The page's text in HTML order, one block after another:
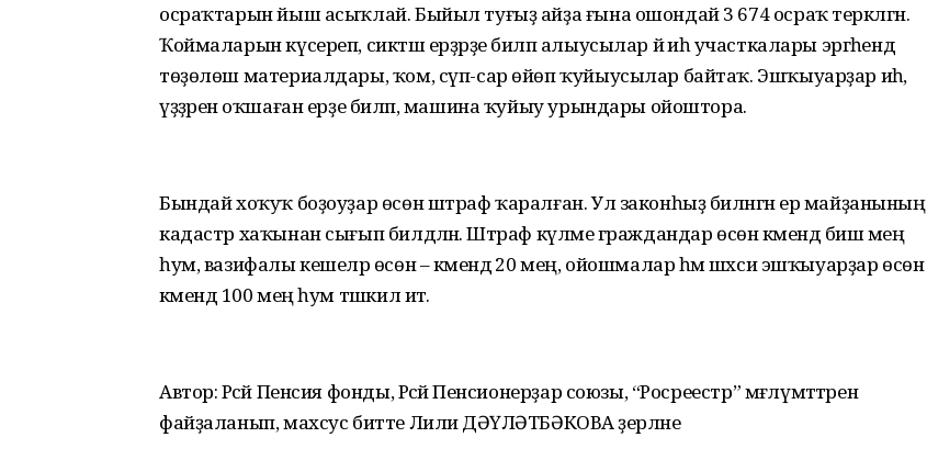
осраҡтарын йыш асыҡлай. Быйыл туғыҙ айҙа ғына ошондай 3 674 осраҡ теркәлгән.
Ҡоймаларын күсереп, сиктәш ерҙәрҙе биләп алыусылар йә иһә участкалары эргәһендә
төҙөлөш материалдары, ҡом, сүп-сар өйөп ҡуйыусылар байтаҡ. Эшҡыуарҙар иһә,
үҙҙәренә оҡшаған ерҙе биләп, машина ҡуйыу урындары ойоштора.
Бындай хоҡуҡ боҙоуҙар өсөн штраф ҡаралған. Ул законһыҙ биләнгән ер майҙанының
кадастр хаҡынан сығып билдәләнә. Штраф күләме граждандар өсөн кәмендә биш мең
һум, вазифалы кешеләр өсөн – кәмендә 20 мең, ойошмалар һәм шәхси эшҡыуарҙар өсөн
кәмендә 100 мең һум тәшкил итә.
Автор: Рәсәй Пенсия фонды, Рәсәй Пенсионерҙар союзы, “Росреестр” мәғлүмәттәрен
файҙаланып, махсус битте Лилиә ДӘҮЛӘТБӘКОВА әҙерләне